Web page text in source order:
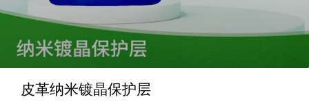
皮革纳米镀晶保护层